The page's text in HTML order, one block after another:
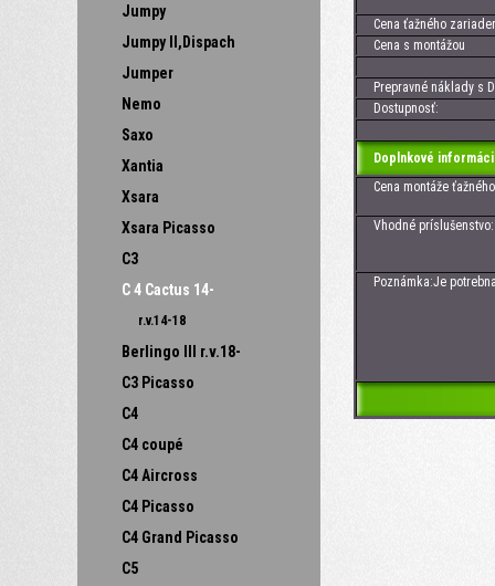
Jumpy
Jumpy II,Dispach
Jumper
Nemo
Saxo
Xantia
Xsara
Xsara Picasso
C3
C 4 Cactus 14-
r.v.14-18
Berlingo III r.v.18-
C3 Picasso
C4
C4 coupé
C4 Aircross
C4 Picasso
C4 Grand Picasso
C5
Cena ťažného
Cena s montážou
Prepravné náklady s
Dostupnosť:
Doplnkové
Cena montáže
Vhodné príslušenstvo:
Poznámka:Je potrebna